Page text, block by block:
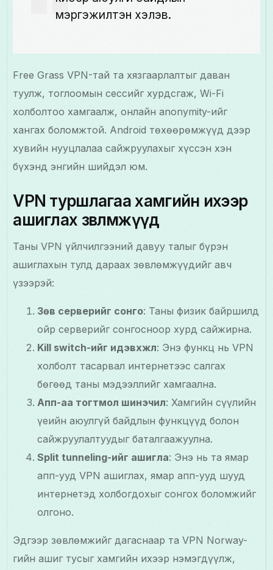
мэргэжилтэн хэлэв.
Free Grass VPN-тай та хязгаарлалтыг даван
туулж, тоглоомын сессийг хурдсгаж, Wi-Fi
холболтоо хамгаалж, онлайн anonymity-ийг
хангах боломжтой. Android төхөөрөмжүүд дээр
хувийн нууцлалаа сайжруулахыг хүссэн хэн
бүхэнд энгийн шийдэл юм.
VPN туршлагаа хамгийн ихээр
ашиглах зөвлөмжүүд
Таны VPN үйлчилгээний давуу талыг бүрэн
ашиглахын тулд дараах зөвлөмжүүдийг авч
үзээрэй:
Зөв серверийг сонго: Таны физик байршилд
ойр серверийг сонгосноор хурд сайжирна.
Kill switch-ийг идэвхжүүл: Энэ функц нь VPN
холболт тасарвал интернетээс салгах
бөгөөд таны мэдээллийг хамгаална.
Апп-аа тогтмол шинэчил: Хамгийн сүүлийн
үеийн аюулгүй байдлын функцүүд болон
сайжруулалтуудыг баталгаажуулна.
Split tunneling-ийг ашигла: Энэ нь та ямар
апп-ууд VPN ашиглах, ямар апп-ууд шууд
интернетэд холбогдохыг сонгох боломжийг
олгоно.
Эдгээр зөвлөмжийг дагаснаар та VPN Norway-
гийн ашиг тусыг хамгийн ихээр нэмэгдүүлж,